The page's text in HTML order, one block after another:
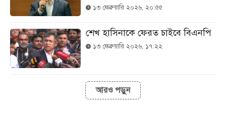
১৩ ফেব্রুয়ারি ২০২৬, ২০:৫৫
শেখ হাসিনাকে ফেরত চাইবে বিএনপি
১৩ ফেব্রুয়ারি ২০২৬, ১৭:২২
আরও পড়ুন